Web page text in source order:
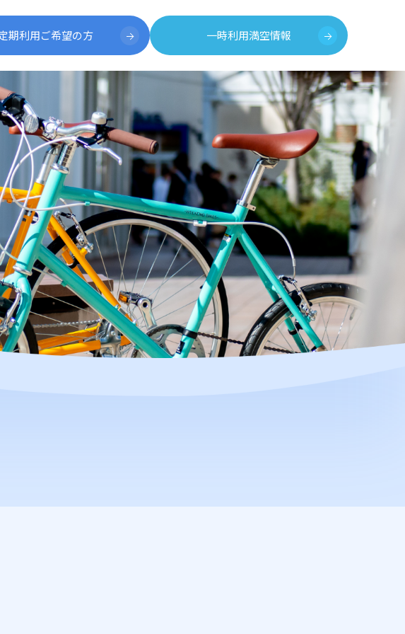
期利用ご希望の方 一時利用満空情報